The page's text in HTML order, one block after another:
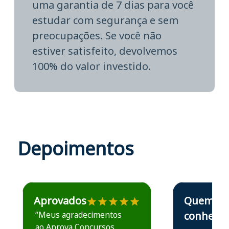
uma garantia de 7 dias para você
estudar com segurança e sem
preocupações. Se você não
estiver satisfeito, devolvemos
100% do valor investido.
Depoimentos
Estudante José recomenda o Aprova Concursos em
Aprovados
“Meus agradecimentos
Estudante Elais
Quem
conhece,